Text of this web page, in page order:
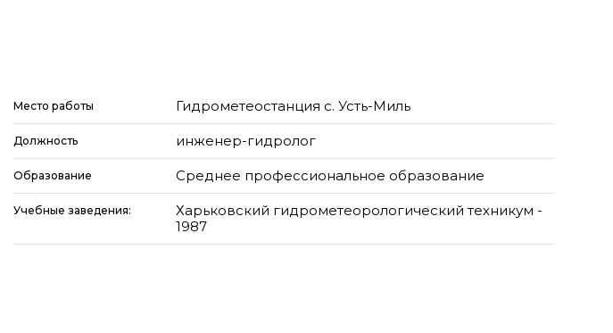
Место работы Гидрометеостанция с. Усть-Миль
Должность инженер-гидролог
Образование Среднее профессиональное образование
Учебные заведения:
Харьковский гидрометеорологический техникум -
1987